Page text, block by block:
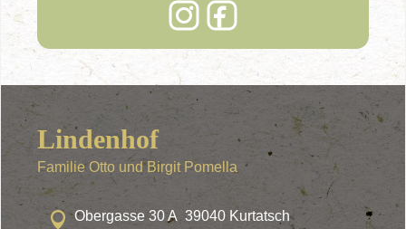
Lindenhof
Familie Otto und Birgit Pomella
Obergasse 30 A 39040 Kurtatsch